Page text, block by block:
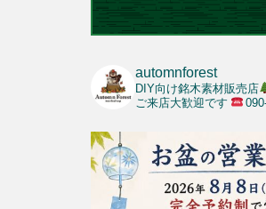
automnforest
DIY向け銘木素材販売店
ご来店大歓迎です